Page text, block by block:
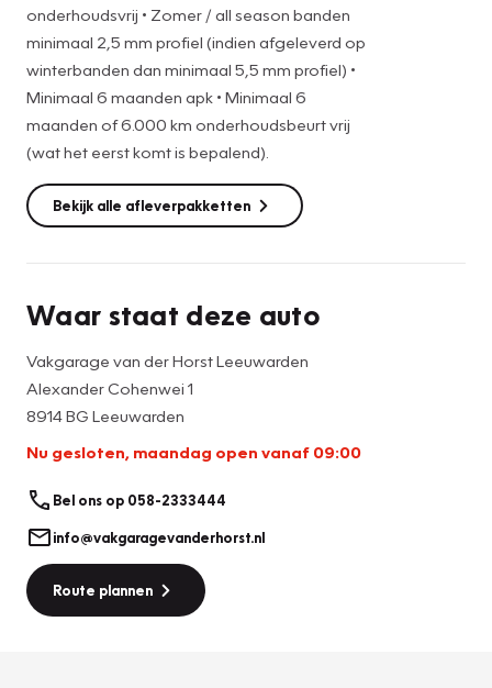
Aan boord van deze Ford houden verschillende
geavanceerde systemen voor u de weg in de gaten. Ze
waarschuwen u voor noodsituaties en kunnen in een aantal
gevallen ook zelf ingrijpen. Onderweg zorgt
verkeersborddetectie ervoor dat u geen
waarschuwingsbord mist. Met het Lane-keeping systeem
gaat u nooit onbedoeld over de streep. Het risico van een
kop-staartbotsing wordt aanzienlijk verminderd door de
snel mogelijk contact met u op.
onderhoudsvrij • Zomer / all season banden
minimaal 2,5 mm profiel (indien afgeleverd op
winterbanden dan minimaal 5,5 mm profiel) •
Minimaal 6 maanden apk • Minimaal 6
maanden of 6.000 km onderhoudsbeurt vrij
(wat het eerst komt is bepalend).
Bekijk alle afleverpakketten
Waar staat deze auto
Vakgarage van der Horst Leeuwarden
Alexander Cohenwei 1
8914 BG Leeuwarden
Nu gesloten, maandag open vanaf 09:00
Bel ons op 058-2333444
info@vakgaragevanderhorst.nl
Route plannen